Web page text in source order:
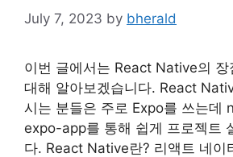
July 7, 2023 by bherald
이번 글에서는 React Native의 장
대해 알아보겠습니다. React
시는 분들은 주로 Expo를 쓰는데
expo-app를 통해 쉽게 프로젝트
다. React Native란? 리액트 네이